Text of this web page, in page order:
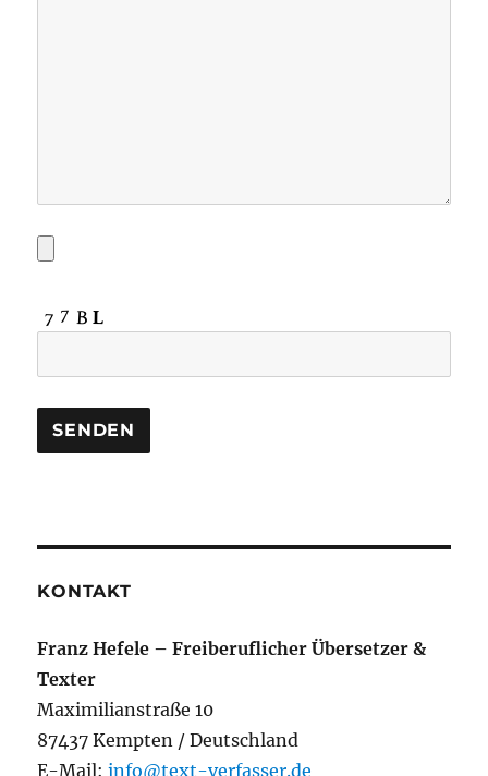
KONTAKT
Franz Hefele – Freiberuflicher Übersetzer &
Texter
Maximilianstraße 10
87437 Kempten / Deutschland
E-Mail:info@text-verfasser.de